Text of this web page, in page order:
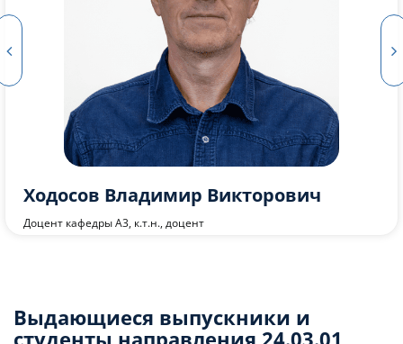
Семенов Алексей Анатольевич
Старший преподаватель кафедры А3
Выдающиеся выпускники и